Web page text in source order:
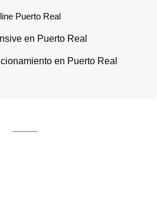
Puerto Real
en Puerto Real
en Puerto Real